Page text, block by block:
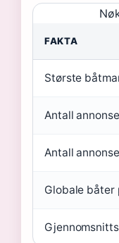
FAKTA
Største
Antall
Antall
Globale båter